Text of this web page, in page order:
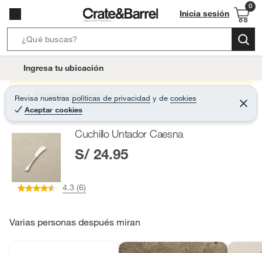
Inicia sesión
e
r
c
B
t
o
Ingresa tu ubicación
Revisa nuestras políticas de privacidad y de cookies
Aceptar cookies
C
e
r
Producto sin stock :(
Cuchillo Untador Caesna
S/ 24.95
4.3 (6)
Varias personas después miran